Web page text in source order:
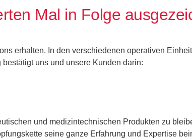
Mal in Folge
erhalten. In den verschiedenen operativen
uns und unsere Kunden darin:
und medizintechnischen Produkten zu
seine ganze Erfahrung und Expertise